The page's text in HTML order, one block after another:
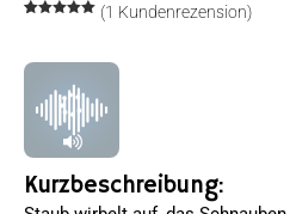
basierend
Kundenbewertung
(1 Kundenrezension)
Kurzbeschreibung: